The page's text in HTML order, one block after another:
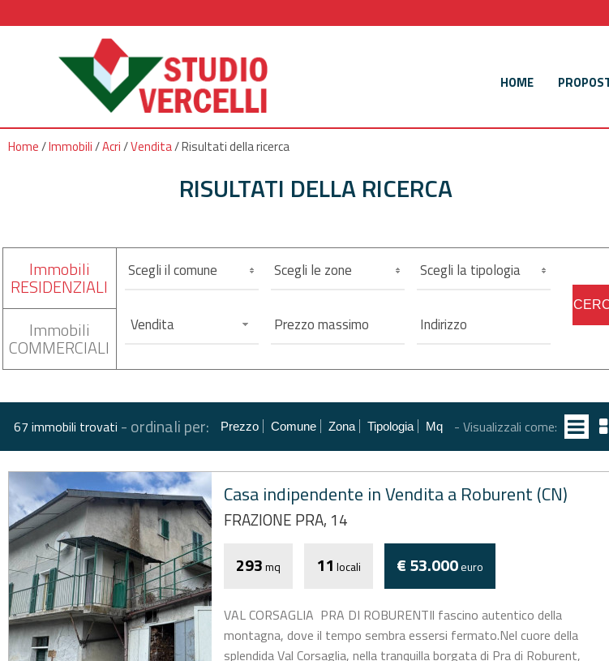
HOME
Home/Immobili/Acri/Vendita/Risultati della ricerca
RISULTATI DELLA RICERCA
Immobili
RESIDENZIALI
Immobili
COMMERCIALI
Scegli il comune Scegli le zone Scegli la tipologia
Vendita
67 immobili trovati -ordinali per: Prezzo Comune Zona Tipologia Mq - Visualizzali come:
Casa indipendente in Vendita a Roburent (CN)
FRAZIONE PRA, 14
293mq 11 locali € 53.000euro
VAL CORSAGLIA  PRA DI ROBURENTIl fascino autentico della
montagna, dove il tempo sembra essersi fermato.Nel cuore della
splendida Val Corsaglia, nella tranquilla borgata di Pra di Roburent,